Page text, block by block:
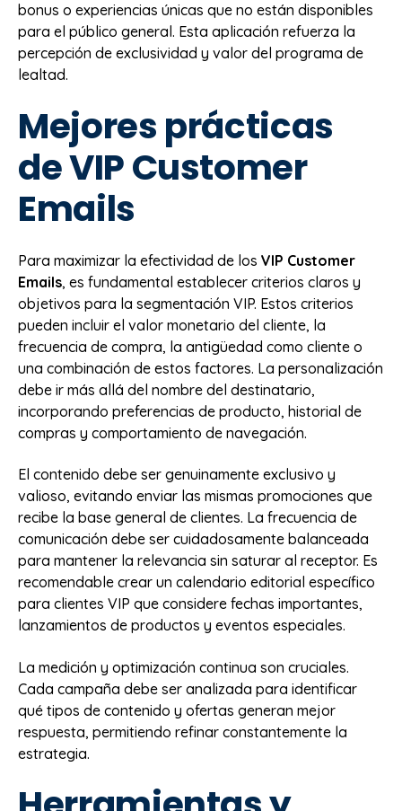
bonus o experiencias únicas que no están disponibles
para el público general. Esta aplicación refuerza la
percepción de exclusividad y valor del programa de
lealtad.
Mejores prácticas
de VIP Customer
Emails
Para maximizar la efectividad de los VIP Customer
Emails, es fundamental establecer criterios claros y
objetivos para la segmentación VIP. Estos criterios
pueden incluir el valor monetario del cliente, la
frecuencia de compra, la antigüedad como cliente o
una combinación de estos factores. La personalización
debe ir más allá del nombre del destinatario,
incorporando preferencias de producto, historial de
compras y comportamiento de navegación.
El contenido debe ser genuinamente exclusivo y
valioso, evitando enviar las mismas promociones que
recibe la base general de clientes. La frecuencia de
comunicación debe ser cuidadosamente balanceada
para mantener la relevancia sin saturar al receptor. Es
recomendable crear un calendario editorial específico
para clientes VIP que considere fechas importantes,
lanzamientos de productos y eventos especiales.
La medición y optimización continua son cruciales.
Cada campaña debe ser analizada para identificar
qué tipos de contenido y ofertas generan mejor
respuesta, permitiendo refinar constantemente la
estrategia.